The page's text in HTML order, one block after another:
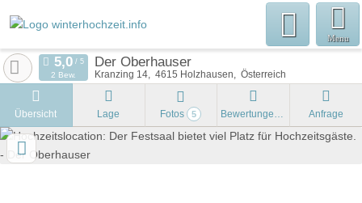
Menu
Der Oberhauser
Kranzing 14 4615 Holzhausen Österreich
2 Bew.
Übersicht Lage Fotos 5 Bewertungen Anfrage